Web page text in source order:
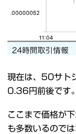
現在は、50サト
0.36円前後です。
ここまで価格が
も多数いるので